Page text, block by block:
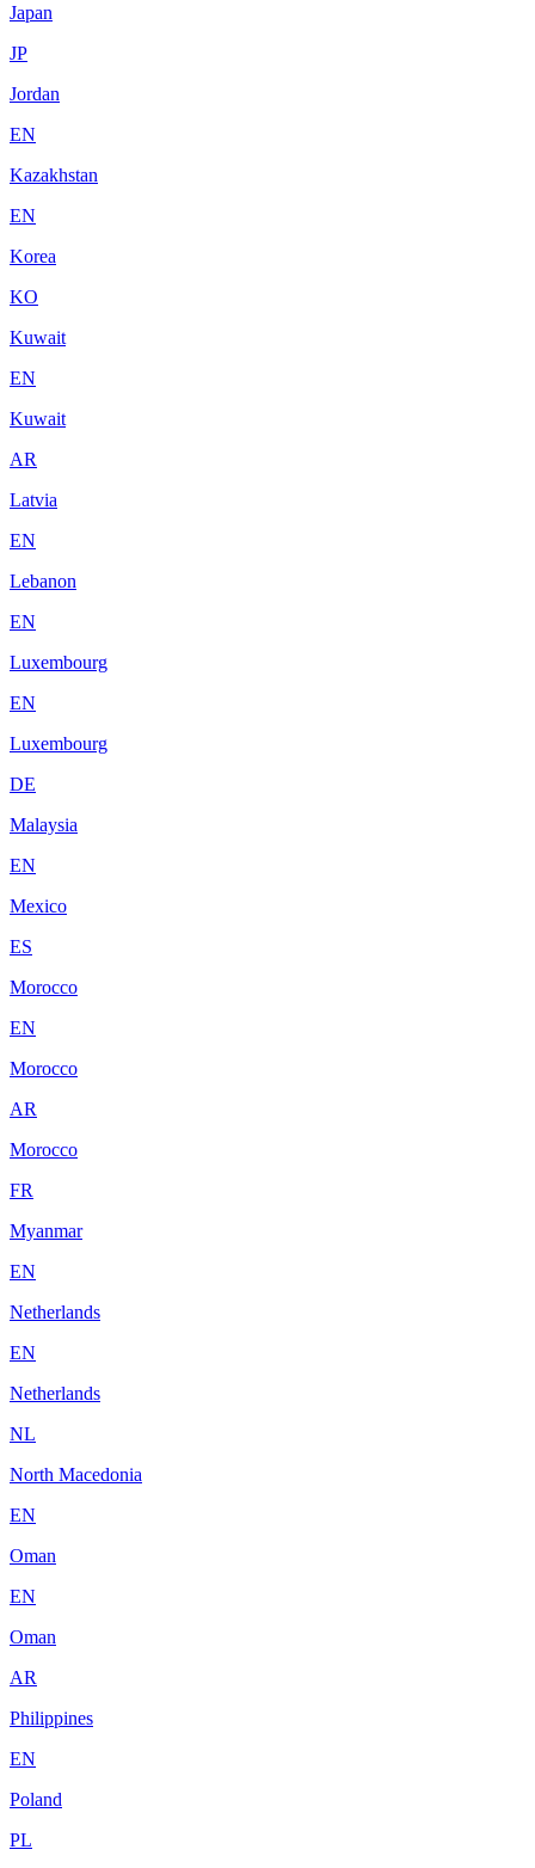
Japan
JP
Jordan
EN
Kazakhstan
EN
Korea
KO
Kuwait
EN
Kuwait
AR
Latvia
EN
Lebanon
EN
Luxembourg
EN
Luxembourg
DE
Malaysia
EN
Mexico
ES
Morocco
EN
Morocco
AR
Morocco
FR
Myanmar
EN
Netherlands
EN
Netherlands
NL
North Macedonia
EN
Oman
EN
Oman
AR
Philippines
EN
Poland
PL